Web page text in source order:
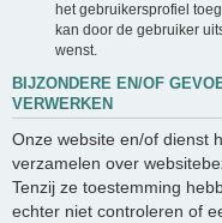
het gebruikersprofiel
kan door de gebruiker
wenst.
BIJZONDERE EN/OF
VERWERKEN
Onze website en/of dienst
verzamelen over
Tenzij ze toestemming
echter niet controleren of